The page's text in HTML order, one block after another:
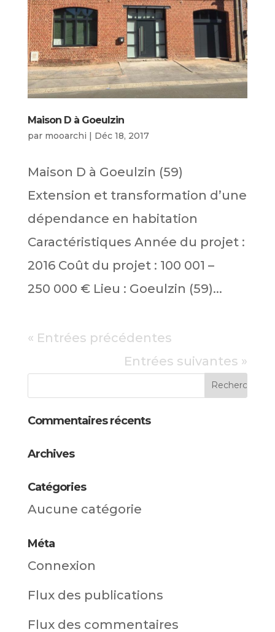
Maison D à Goeulzin
par mooarchi | Déc 18, 2017
Maison D à Goeulzin (59)
Extension et transformation d’une
dépendance en habitation
Caractéristiques Année du projet :
2016 Coût du projet : 100 001 –
250 000 € Lieu : Goeulzin (59)...
« Entrées précédentes
Entrées suivantes »
Commentaires récents
Archives
Catégories
Aucune catégorie
Méta
Connexion
Flux des publications
Flux des commentaires